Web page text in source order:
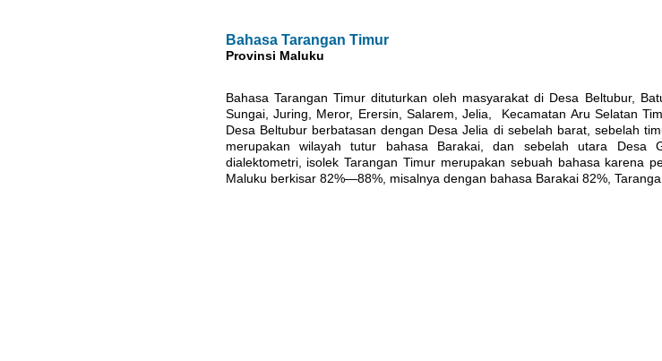
Bahasa Tarangan Timur
Provinsi Maluku
Bahasa Tarangan Timur dituturkan oleh masyarakat di Desa Beltubur,
Sungai, Juring, Meror, Erersin, Salarem, Jelia, Kecamatan Aru Selatan
Desa Beltubur berbatasan dengan Desa Jelia di sebelah barat, sebelah
merupakan wilayah tutur bahasa Barakai, dan sebelah utara Desa
dialektometri, isolek Tarangan Timur merupakan sebuah bahasa karena
Maluku berkisar 82%—88%, misalnya dengan bahasa Barakai 82%,